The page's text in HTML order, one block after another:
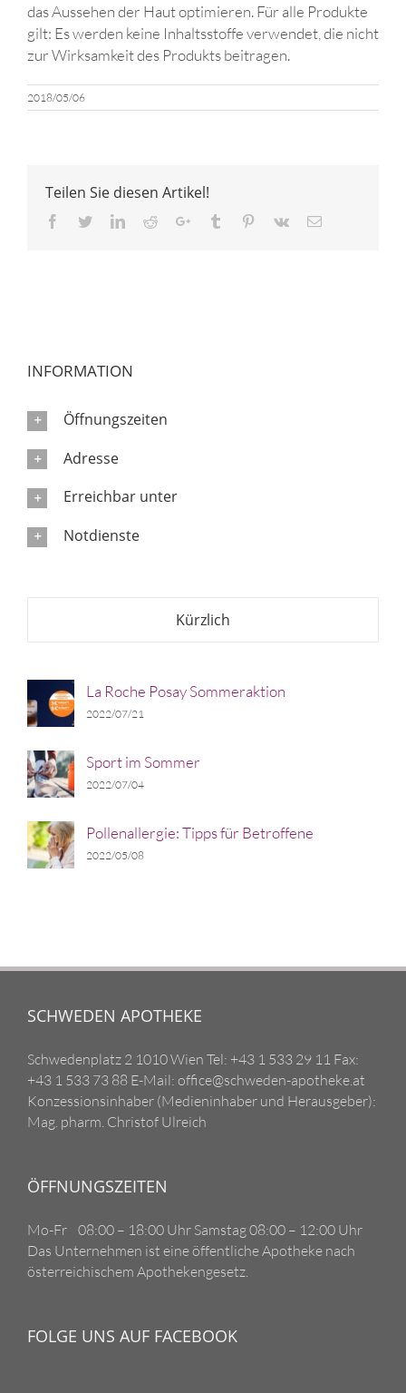
das Aussehen der Haut optimieren. Für alle Produkte
gilt: Es werden keine Inhaltsstoffe verwendet, die nicht
zur Wirksamkeit des Produkts beitragen.
2018/05/06
Teilen Sie diesen Artikel!
Facebook
TwitterLinkedIn
RedditGoogle+Tumblr Pinterest
Vk Email
INFORMATION
Öffnungszeiten
Adresse
Erreichbar unter
Notdienste
Kürzlich
La Roche Posay Sommeraktion
2022/07/21
Sport im Sommer
2022/07/04
Pollenallergie: Tipps für Betroffene
2022/05/08
SCHWEDEN APOTHEKE
Schwedenplatz 2 1010 Wien Tel: +43 1 533 29 11 Fax:
+43 1 533 73 88 E-Mail: office@schweden-apotheke.at
Konzessionsinhaber (Medieninhaber und Herausgeber):
Mag. pharm. Christof Ulreich
ÖFFNUNGSZEITEN
Mo-Fr 08:00 – 18:00 Uhr Samstag 08:00 – 12:00 Uhr
Das Unternehmen ist eine öffentliche Apotheke nach
österreichischem Apothekengesetz.
FOLGE UNS AUF FACEBOOK